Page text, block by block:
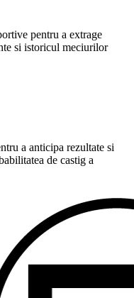
pentru a extrage
si istoricul meciurilor
a anticipa rezultate si
de castig a